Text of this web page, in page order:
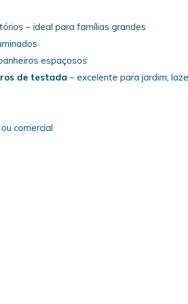
– ideal para famílias grandes
espaçosos
de testada – excelente para jardim,
comercial